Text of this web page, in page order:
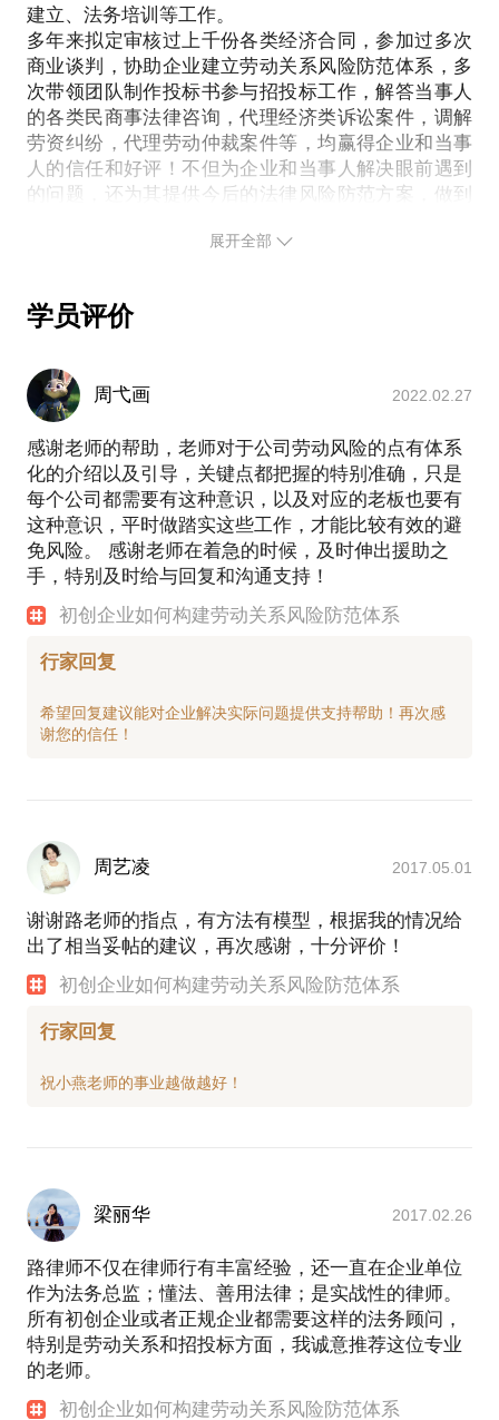
建立、法务培训等工作。
多年来拟定审核过上千份各类经济合同，参加过多次
商业谈判，协助企业建立劳动关系风险防范体系，多
次带领团队制作投标书参与招投标工作，解答当事人
的各类民商事法律咨询，代理经济类诉讼案件，调解
劳资纠纷，代理劳动仲裁案件等，均赢得企业和当事
人的信任和好评！不但为企业和当事人解决眼前遇到
的问题，还为其提供今后的法律风险防范方案，做到
实践，能从企业、员工、法律工作者、客户等不同的
大限度地维护企业和当事人的合法权益。
微信公众号《3分钟法律顾问》创始人。创办该公众号
的初衷：
一是希望能将自己多年从事管理、培训、咨询、法务
工作中的一些经验和感悟，分享给大家。特别是能对
一些职场新人朋友和初创企业有一些借鉴意义，希望
这些来自实践的经验和感悟能让朋友们在类似的情况
下，能少走些弯路，多绕开一些坑，法律术语叫规避
风险。
二是希望每天3分钟，用最通俗易懂的语言，将艰涩深
奥的法律知识分解剖析开来，用三言两语，为您讲清
楚一个法律问题。力争短小精悍，通俗易懂，专业实
欢迎大家关注我的公众号《3分钟法律顾问》！
展开全部
学员评价
周弋画 2022.02.27
感谢老师的帮助，老师对于公司劳动风险的点有体系
化的介绍以及引导，关键点都把握的特别准确，只是
每个公司都需要有这种意识，以及对应的老板也要有
这种意识，平时做踏实这些工作，才能比较有效的避
免风险。 感谢老师在着急的时候，及时伸出援助之
手，特别及时给与回复和沟通支持！
初创企业如何构建劳动关系风险防范体系
行家回复
希望回复建议能对企业解决实际问题提供支持帮助！再次感
周艺凌 2017.05.01
谢谢路老师的指点，有方法有模型，根据我的情况给
出了相当妥帖的建议，再次感谢，十分评价！
初创企业如何构建劳动关系风险防范体系
行家回复
梁丽华 2017.02.26
路律师不仅在律师行有丰富经验，还一直在企业单位
作为法务总监；懂法、善用法律；是实战性的律师。
所有初创企业或者正规企业都需要这样的法务顾问，
特别是劳动关系和招投标方面，我诚意推荐这位专业
的老师。
初创企业如何构建劳动关系风险防范体系